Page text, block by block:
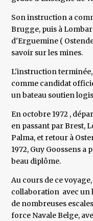
Son instruction a
Brugge, puis à
d'Erguemine (
savoir sur les mines.
L'instruction terminée,
comme candidat
un bateau soutien
En octobre 1972 ,
en passant par Brest,
Palma, et retour à
1972, Guy Goossens a
beau diplôme.
Au cours de ce
collaboration avec un
de nombreuses
force Navale Belge,